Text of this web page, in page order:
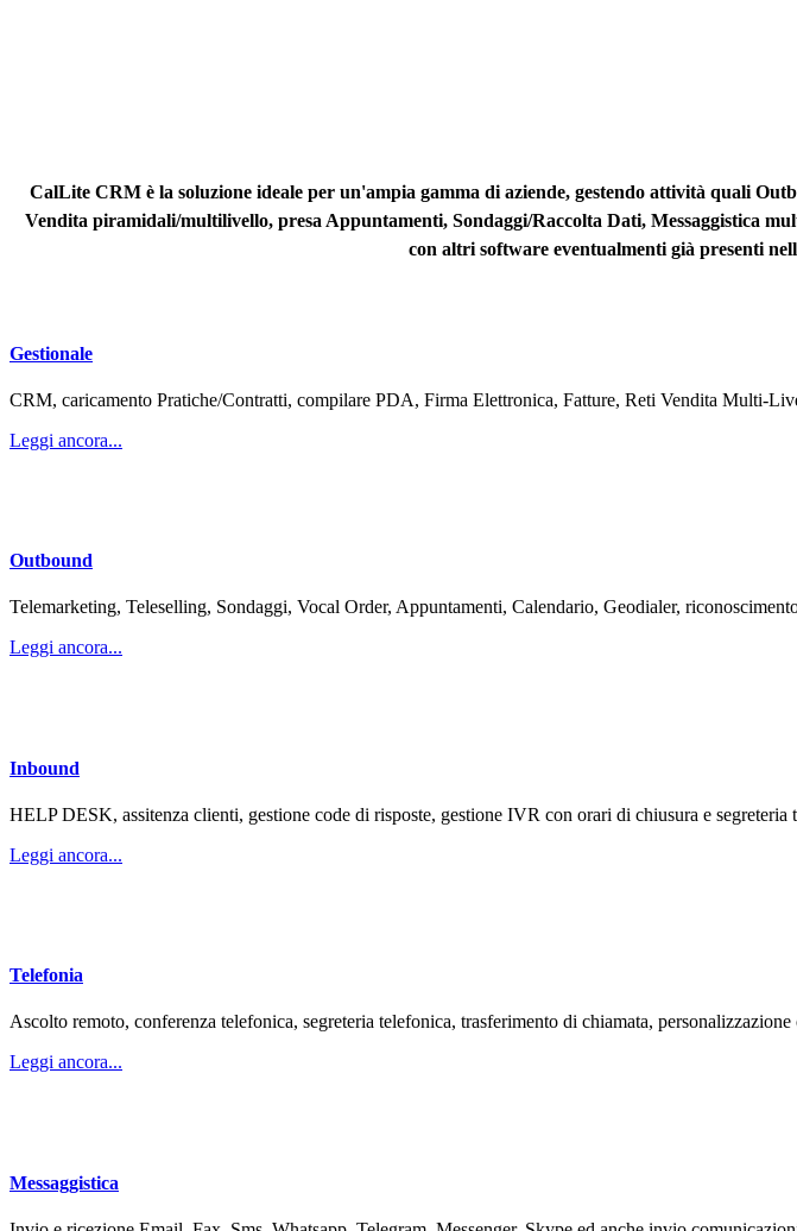
CalLite CRMè la soluzione ideale per un'ampia gamma di aziende, gestendo attività quali
Vendita piramidali/multilivello, presa Appuntamenti, Sondaggi/Raccolta Dati, Messaggistica
con altri software eventualmenti già presenti
Gestionale
CRM, caricamento Pratiche/Contratti, compilare PDA, Firma Elettronica, Fatture, Reti Vendita Multi-
Leggi ancora...
Outbound
Telemarketing, Teleselling, Sondaggi, Vocal Order, Appuntamenti, Calendario, Geodialer,
Leggi ancora...
Inbound
HELP DESK, assitenza clienti, gestione code di risposte, gestione IVR con orari di chiusura e segreteria
Leggi ancora...
Telefonia
Ascolto remoto, conferenza telefonica, segreteria telefonica, trasferimento di chiamata, personalizzazione
Leggi ancora...
Messaggistica